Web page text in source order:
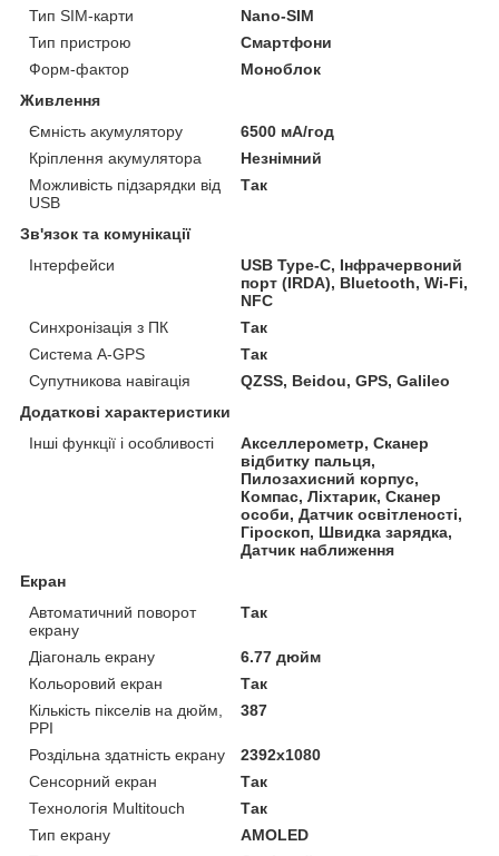
Тип SIM-карти
Nano-SIM
Тип пристрою
Смартфони
Форм-фактор
Моноблок
Живлення
Ємність акумулятору
6500 мА/год
Кріплення акумулятора
Незнімний
Можливість підзарядки від
USB
Так
Зв'язок та комунікації
Інтерфейси
USB Type-C, Інфрачервоний
порт (IRDA), Bluetooth, Wi-Fi,
NFC
Синхронізація з ПК
Так
Система A-GPS
Так
Супутникова навігація
QZSS, Beidou, GPS, Galileo
Додаткові характеристики
Інші функції і особливості
Акселлерометр, Сканер
відбитку пальця,
Пилозахисний корпус,
Компас, Ліхтарик, Сканер
особи, Датчик освітленості,
Гіроскоп, Швидка зарядка,
Датчик наближення
Екран
Автоматичний поворот
екрану
Так
Діагональ екрану
6.77 дюйм
Кольоровий екран
Так
Кількість пікселів на дюйм,
PPI
387
Роздільна здатність екрану
2392x1080
Сенсорний екран
Так
Технологія Multitouch
Так
Тип екрану
AMOLED